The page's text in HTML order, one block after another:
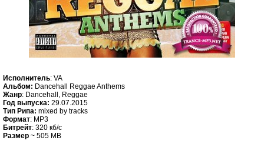
Исполнитель: VA
Альбом: Dancehall Reggae Anthems
Жанр: Dancehall, Reggae
Год выпуска: 29.07.2015
Тип Рипа: mixed by tracks
Формат: MP3
Битрейт: 320 кб/c
Размер ~ 505 MB